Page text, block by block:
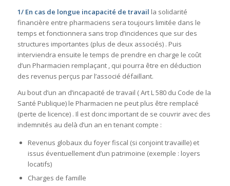
1/ En cas de longue incapacité de travail la solidarité
financière entre pharmaciens sera toujours limitée dans le
temps et fonctionnera sans trop d’incidences que sur des
structures importantes (plus de deux associés) . Puis
interviendra ensuite le temps de prendre en charge le coût
d’un Pharmacien remplaçant , qui pourra être en déduction
des revenus perçus par l’associé défaillant.
Au bout d’un an d’incapacité de travail ( Art L 580 du Code de la
Santé Publique) le Pharmacien ne peut plus être remplacé
(perte de licence) . Il est donc important de se couvrir avec des
indemnités au delà d’un an en tenant compte :
Revenus globaux du foyer fiscal (si conjoint travaille) et
issus éventuellement d’un patrimoine (exemple : loyers
locatifs)
Charges de famille